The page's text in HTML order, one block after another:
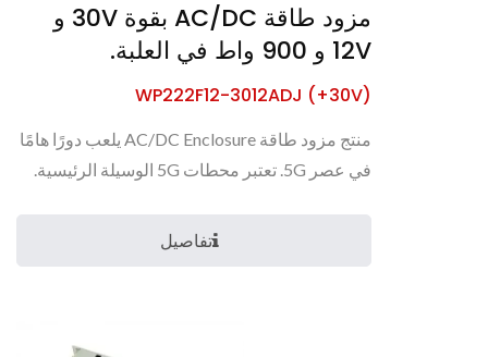
مزود طاقة AC/DC بقوة 30V و
12V و 900 واط في العلبة.
WP222F12-3012ADJ (+30V)
منتج مزود طاقة AC/DC Enclosure يلعب دورًا هامًا
في عصر 5G. تعتبر محطات 5G الوسيلة الرئيسية.
تفاصيل